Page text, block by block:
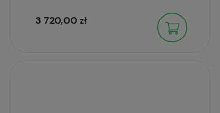
3 720,00 zł